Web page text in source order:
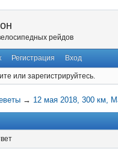
рейдов
Регистрация Вход
или зарегистрируйтесь.
→ 12 мая 2018, 300 км,